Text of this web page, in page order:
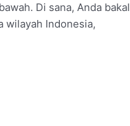
Di sana, Anda bakal
wilayah Indonesia,